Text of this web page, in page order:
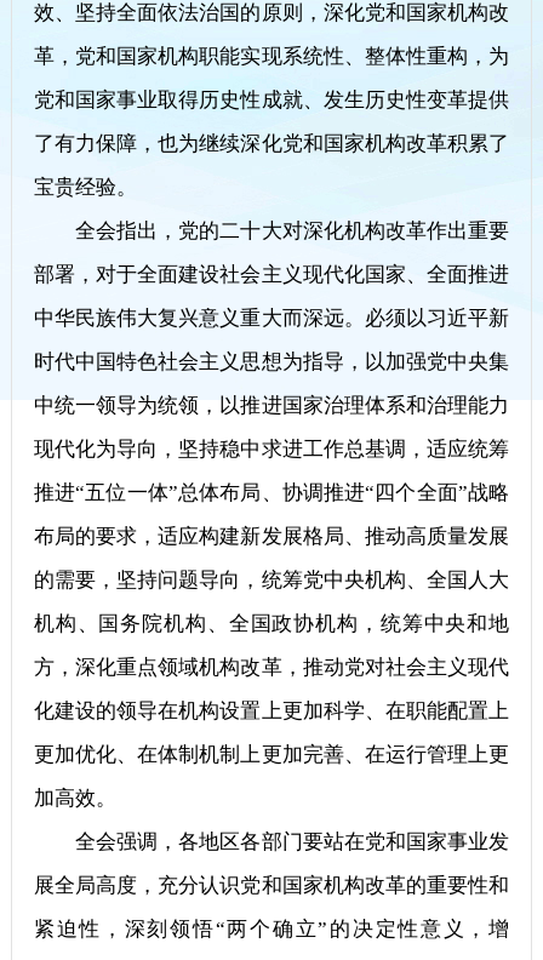
效、坚持全面依法治国的原则，深化党和国家机构改
革，党和国家机构职能实现系统性、整体性重构，为
党和国家事业取得历史性成就、发生历史性变革提供
了有力保障，也为继续深化党和国家机构改革积累了
宝贵经验。
全会指出，党的二十大对深化机构改革作出重要
部署，对于全面建设社会主义现代化国家、全面推进
中华民族伟大复兴意义重大而深远。必须以习近平新
时代中国特色社会主义思想为指导，以加强党中央集
中统一领导为统领，以推进国家治理体系和治理能力
现代化为导向，坚持稳中求进工作总基调，适应统筹
推进“五位一体”总体布局、协调推进“四个全面”战略
布局的要求，适应构建新发展格局、推动高质量发展
的需要，坚持问题导向，统筹党中央机构、全国人大
机构、国务院机构、全国政协机构，统筹中央和地
方，深化重点领域机构改革，推动党对社会主义现代
化建设的领导在机构设置上更加科学、在职能配置上
更加优化、在体制机制上更加完善、在运行管理上更
加高效。
全会强调，各地区各部门要站在党和国家事业发
展全局高度，充分认识党和国家机构改革的重要性和
紧迫性，深刻领悟“两个确立”的决定性意义，增